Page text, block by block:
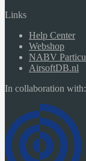
Links
Help Center
Webshop
NABV
AirsoftDB.nl
In collaboration with: